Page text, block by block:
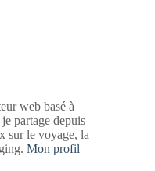
web basé à
partage depuis
sur le voyage, la
Mon profil